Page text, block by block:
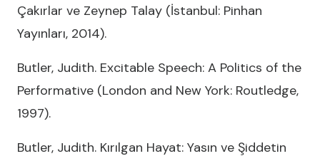
Çakırlar ve Zeynep Talay (İstanbul: Pinhan
Yayınları, 2014).
Butler, Judith. Excitable Speech: A Politics of the
Performative (London and New York: Routledge,
1997).
Butler, Judith. Kırılgan Hayat: Yasın ve Şiddetin